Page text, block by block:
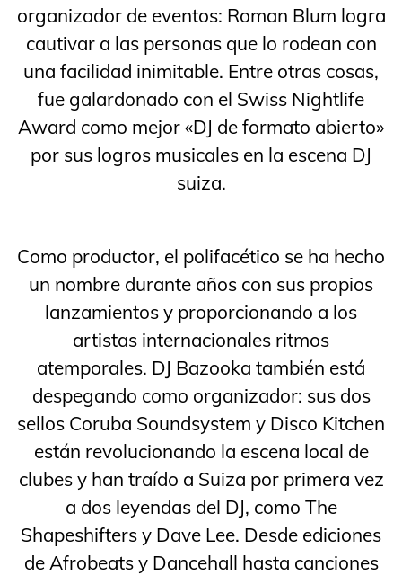
organizador de eventos: Roman Blum logra
cautivar a las personas que lo rodean con
una facilidad inimitable. Entre otras cosas,
fue galardonado con el Swiss Nightlife
Award como mejor «DJ de formato abierto»
por sus logros musicales en la escena DJ
suiza.
Como productor, el polifacético se ha hecho
un nombre durante años con sus propios
lanzamientos y proporcionando a los
artistas internacionales ritmos
atemporales. DJ Bazooka también está
despegando como organizador: sus dos
sellos Coruba Soundsystem y Disco Kitchen
están revolucionando la escena local de
clubes y han traído a Suiza por primera vez
a dos leyendas del DJ, como The
Shapeshifters y Dave Lee. Desde ediciones
de Afrobeats y Dancehall hasta canciones